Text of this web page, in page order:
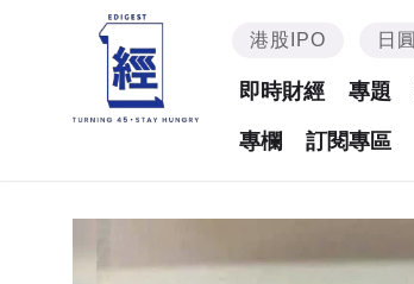
港股IPO 日圓
即時財經 專題
專欄 訂閱專區